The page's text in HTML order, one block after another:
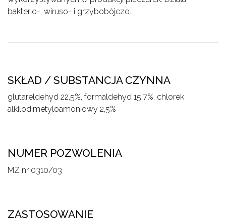
bakterio-, wiruso- i grzybobójczo.
SKŁAD / SUBSTANCJA CZYNNA
glutareldehyd 22,5%, formaldehyd 15,7%, chlorek
alkilodimetyloamoniowy 2,5%
NUMER POZWOLENIA
MZ nr 0310/03
ZASTOSOWANIE